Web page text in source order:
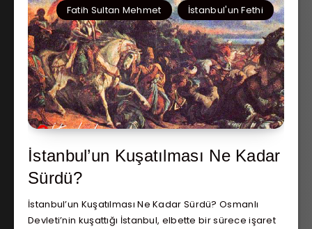
Fatih Sultan Mehmet İstanbul'un Fethi
İstanbul’un Kuşatılması Ne Kadar
Sürdü?
İstanbul’un Kuşatılması Ne Kadar Sürdü? Osmanlı
Devleti’nin kuşattığı İstanbul, elbette bir sürece işaret